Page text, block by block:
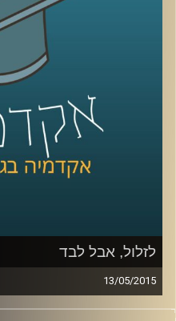
והמהירים המתרחשים
לשפר ולטפח על מנת
הנוכחי, שדורש גמישות
קרדיט תמונות: AudioVersity
לזלול, אבל לבד
13/05/2015
ליאור זלמנסון עוסק